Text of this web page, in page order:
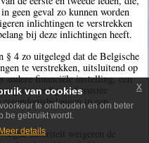
geen geval zo kunnen worden
inlichtingen te verstrekken
bij deze inlichtingen heeft.
§ 4 zo uitgelegd dat de Belgische
te verstrekken, uitsluitend op
andere financiële instelling, een
of trustee
in een
autoriteit weigeren de
van cookies
te onthouden en om beter
gebruikt wordt.
Meer details
x